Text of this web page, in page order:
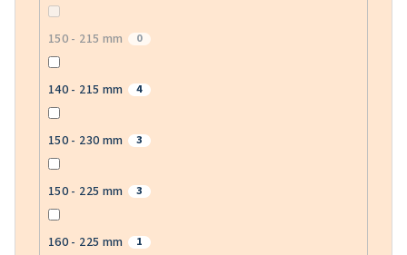
150 - 215 mm 0
140 - 215 mm 4
150 - 230 mm 3
150 - 225 mm 3
160 - 225 mm 1